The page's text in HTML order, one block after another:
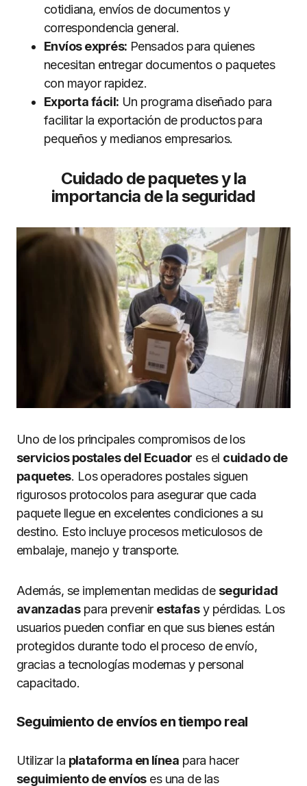
cotidiana, envíos de documentos y
correspondencia general.
Envíos exprés: Pensados para quienes
necesitan entregar documentos o paquetes
con mayor rapidez.
Exporta fácil: Un programa diseñado para
facilitar la exportación de productos para
pequeños y medianos empresarios.
Cuidado de paquetes y la
importancia de la seguridad
Uno de los principales compromisos de los
servicios postales del Ecuador es el cuidado de
paquetes. Los operadores postales siguen
rigurosos protocolos para asegurar que cada
paquete llegue en excelentes condiciones a su
destino. Esto incluye procesos meticulosos de
embalaje, manejo y transporte.
Además, se implementan medidas de seguridad
avanzadaspara prevenir estafasy pérdidas. Los
usuarios pueden confiar en que sus bienes están
protegidos durante todo el proceso de envío,
gracias a tecnologías modernas y personal
capacitado.
Seguimiento de envíos en tiempo real
Utilizar la plataforma en línea para hacer
seguimiento de envíoses una de las